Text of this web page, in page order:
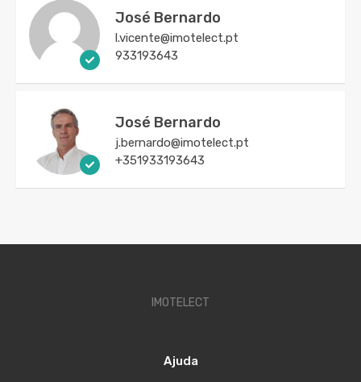
José Bernardo
l.vicente@imotelect.pt
933193643
José Bernardo
j.bernardo@imotelect.pt
+351933193643
IMOTELECT
Ajuda